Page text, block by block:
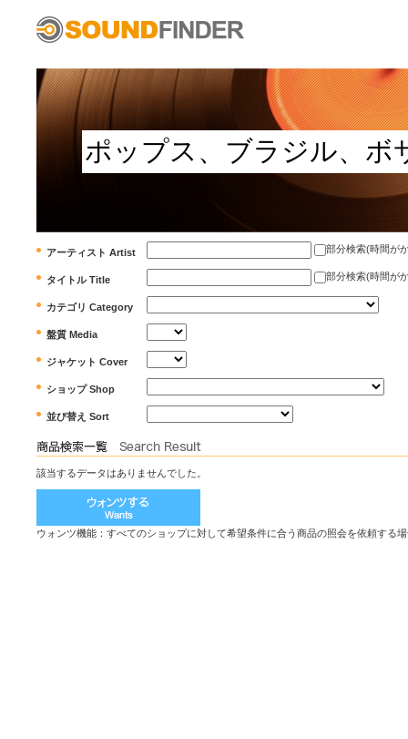
アーティスト Artist 部分検索(時間が
タイトル Title 部分検索(時間が
カテゴリ Category
盤質 Media
ジャケット Cover
ショップ Shop
並び替え Sort
該当するデータはありませんでした。
ウォンツ機能：すべてのショップに対して希望条件に合う商品の照会を依頼する